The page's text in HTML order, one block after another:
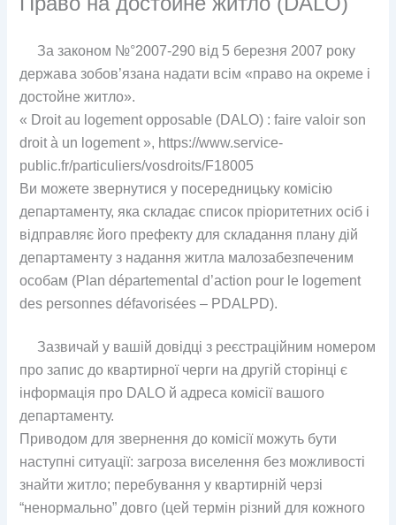
За законом №°2007-290 від 5 березня 2007 року
держава зобов’язана надати всім «право на окреме і
достойне житло».
« Droit au logement opposable (DALO) : faire valoir son
droit à un logement », https://www.service-
public.fr/particuliers/vosdroits/F18005
Ви можете звернутися у посередницьку комісію
департаменту, яка складає список пріоритетних осіб і
відправляє його префекту для складання плану дій
департаменту з надання житла малозабезпеченим
особам (Plan départemental d’action pour le logement
des personnes défavorisées – PDALPD).
Зазвичай у вашій довідці з реєстраційним номером
про запис до квартирної черги на другій сторінці є
інформація про DALO й адреса комісії вашого
департаменту.
Приводом для звернення до комісії можуть бути
наступні ситуації: загроза виселення без можливості
знайти житло; перебування у квартирній черзі
“ненормально” довго (цей термін різний для кожного